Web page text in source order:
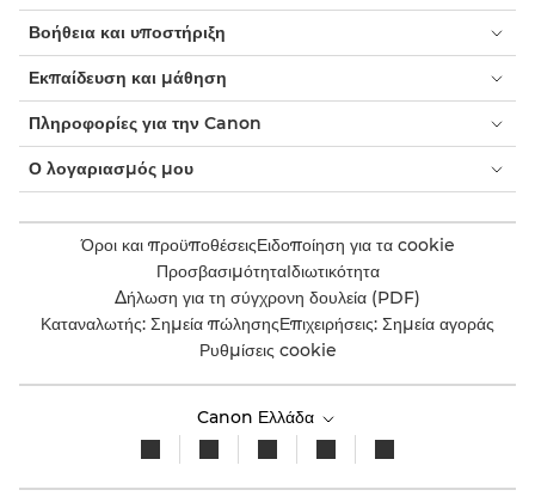
Βοήθεια και υποστήριξη
Εκπαίδευση και μάθηση
Πληροφορίες για την Canon
Ο λογαριασμός μου
Όροι και προϋποθέσειςΕιδοποίηση για τα cookie
ΠροσβασιμότηταΙδιωτικότητα
Δήλωση για τη σύγχρονη δουλεία (PDF)
Καταναλωτής: Σημεία πώλησηςΕπιχειρήσεις: Σημεία αγοράς
Ρυθμίσεις cookie
Canon Ελλάδα